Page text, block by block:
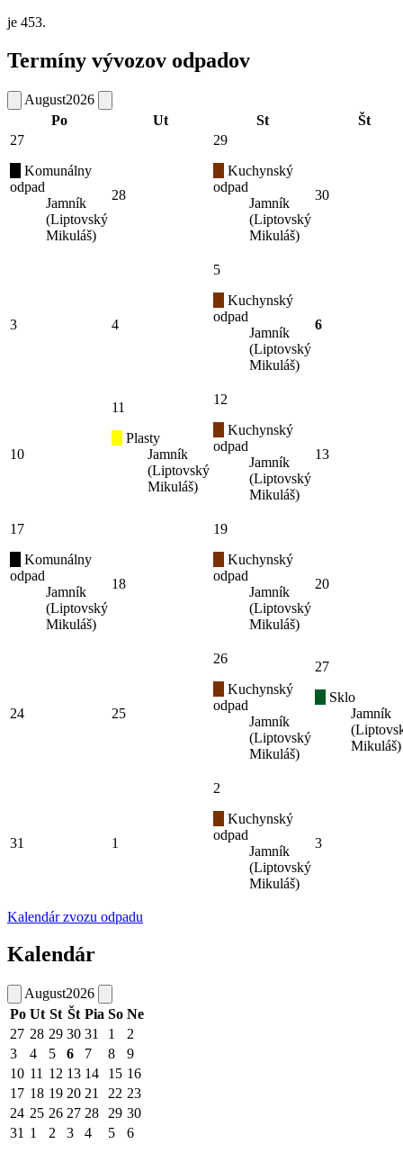
je 453.
Termíny vývozov odpadov
August2026
Po
Ut St
Št
27
Komunálny
odpad
Jamník
(Liptovský
Mikuláš)
28
29
Kuchynský
odpad
Jamník
(Liptovský
Mikuláš)
30
3 4
5
Kuchynský
odpad
Jamník
(Liptovský
Mikuláš)
6
10
11
Plasty
Jamník
(Liptovský
Mikuláš)
12
Kuchynský
odpad
Jamník
(Liptovský
Mikuláš)
13
17
Komunálny
odpad
Jamník
(Liptovský
Mikuláš)
18
19
Kuchynský
odpad
Jamník
(Liptovský
Mikuláš)
20
24 25
26
Kuchynský
odpad
Jamník
(Liptovský
Mikuláš)
27
Sklo
Jamník
Mikuláš)
31 1
2
Kuchynský
odpad
Jamník
(Liptovský
Mikuláš)
3
Kalendár zvozu odpadu
Kalendár
August2026
Po Ut St Št Pia So Ne
27 28 29 30 31 1
2
3
4 5 6 7 8
9
10 11 12 13 14 15 16
17 18 19 20 21 22 23
24 25 26 27 28 29 30
31 1 2 3 4 5 6